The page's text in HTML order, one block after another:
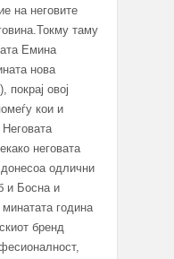
на неговите
таму
Емина
нова
покрај овој
кои и
неговата
одлични
и Босна и
година
бренд